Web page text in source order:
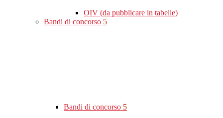
OIV (da pubblicare in tabelle)
Bandi di concorso 5
Bandi di concorso 5